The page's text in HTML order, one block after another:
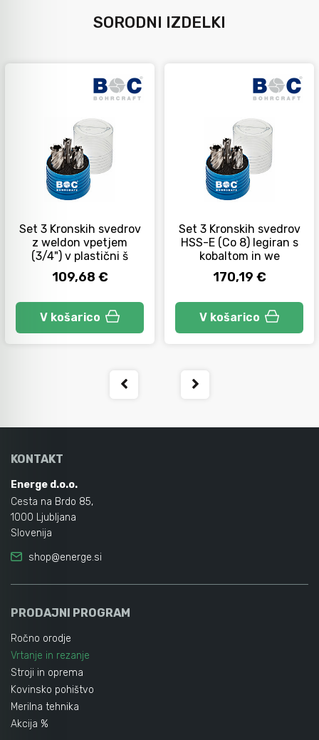
SORODNI IZDELKI
Set 3 Kronskih svedrov
z weldon vpetjem
(3/4") v plastični š
109,68 €
V košarico
Set 3 Kronskih svedrov
HSS-E (Co 8) legiran s
kobaltom in we
170,19 €
V košarico
KONTAKT
Energe d.o.o.
Cesta na Brdo 85,
1000 Ljubljana
Slovenija
shop@energe.si
PRODAJNI PROGRAM
Ročno orodje
Vrtanje in rezanje
Stroji in oprema
Kovinsko pohištvo
Merilna tehnika
Akcija %
Gozdarsko orodje
Dom in vrt
Orodje za kolesa